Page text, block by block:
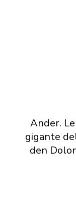
Ander.
gigante
den